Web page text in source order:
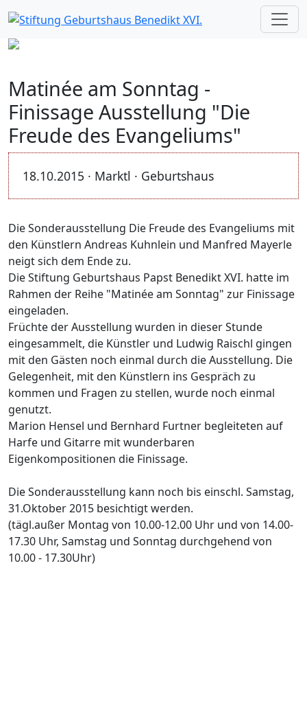
Matinée am Sonntag -
Finissage Ausstellung "Die
Freude des Evangeliums"
18.10.2015 · Marktl · Geburtshaus
Die Sonderausstellung Die Freude des Evangeliums mit
den Künstlern Andreas Kuhnlein und Manfred Mayerle
neigt sich dem Ende zu.
Die Stiftung Geburtshaus Papst Benedikt XVI. hatte im
Rahmen der Reihe "Matinée am Sonntag" zur Finissage
eingeladen.
Früchte der Ausstellung wurden in dieser Stunde
eingesammelt, die Künstler und Ludwig Raischl gingen
mit den Gästen noch einmal durch die Ausstellung. Die
Gelegenheit, mit den Künstlern ins Gespräch zu
kommen und Fragen zu stellen, wurde noch einmal
genutzt.
Marion Hensel und Bernhard Furtner begleiteten auf
Harfe und Gitarre mit wunderbaren
Eigenkompositionen die Finissage.
Die Sonderausstellung kann noch bis einschl. Samstag,
31.Oktober 2015 besichtigt werden.
(tägl.außer Montag von 10.00-12.00 Uhr und von 14.00-
17.30 Uhr, Samstag und Sonntag durchgehend von
10.00 - 17.30Uhr)